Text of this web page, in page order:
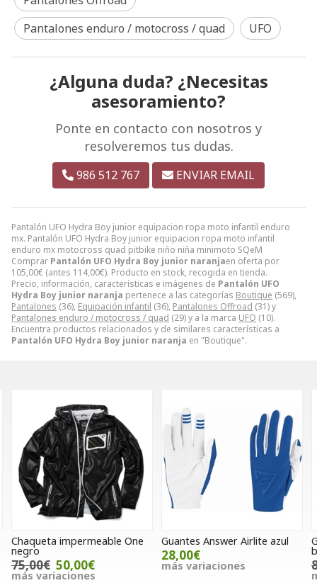
Pantalón UFO Hydra Boy junior equipacion ropa moto infantil enduro
mx. Pantalón UFO Hydra Boy junior equipacion ropa moto infantil
enduro mx motocross quad pitbike niño niña minimoto SQeM
Comprar Pantalón UFO Hydra Boy junior naranjaen oferta por
105,00€ (antes 114,00€). Producto en stock, recogida en tienda.
Precio, información, características e imágenes de Pantalón UFO
Hydra Boy junior naranja pertenece a las categorías Boutique (569),
Pantalones (36), Equipación infantil (36), Pantalones Offroad (31) y
Pantalones enduro / motocross / quad (29) y a la marca UFO (10).
Encuentra productos relacionados y de similares características a
Pantalón UFO Hydra Boy junior naranja en "Boutique".
Pantalones enduro / motocross / quad
UFO
¿Alguna duda? ¿Necesitas
asesoramiento?
Ponte en contacto con nosotros y
resolveremos tus dudas.
986 512 767 ENVIAR EMAIL
Guantes Answer Airlite azul
28,00€
más variaciones
Guantes RST Axis
blanco/negro
80,00€ 75,00€